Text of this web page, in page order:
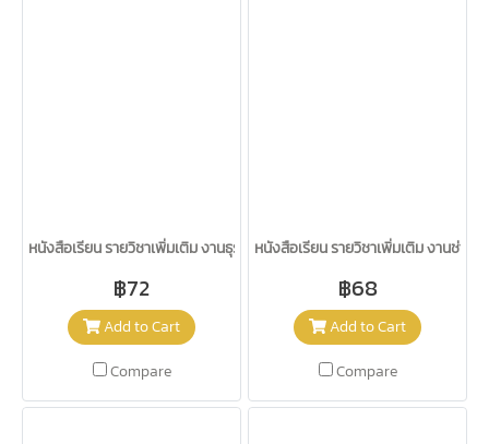
หนังสือเรียน รายวิชาเพิ่มเติม งานธุรกิจ ม.1-3/อจท.
฿72
Add to Cart
Compare
หนังสือเรียน รายวิชาเพิ่มเติม งานช่าง
฿68
Add to Cart
Compare